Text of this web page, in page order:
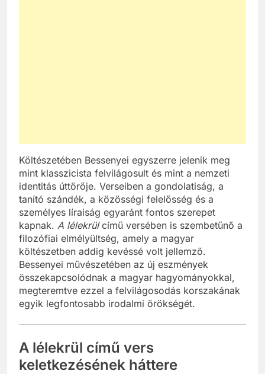
Költészetében Bessenyei egyszerre jelenik meg
mint klasszicista felvilágosult és mint a nemzeti
identitás úttörője. Verseiben a gondolatiság, a
tanító szándék, a közösségi felelősség és a
személyes líraiság egyaránt fontos szerepet
kapnak. A lélekrülcímű versében is szembetűnő a
filozófiai elmélyültség, amely a magyar
költészetben addig kevéssé volt jellemző.
Bessenyei művészetében az új eszmények
összekapcsolódnak a magyar hagyományokkal,
megteremtve ezzel a felvilágosodás korszakának
egyik legfontosabb irodalmi örökségét.
A lélekrül című vers
keletkezésének háttere